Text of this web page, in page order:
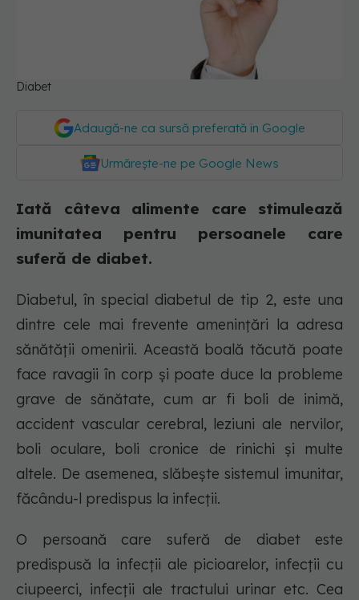
Diabet
Adaugă-ne ca sursă preferată în Google
Urmărește-ne pe Google News
Iată câteva alimente care stimulează
imunitatea pentru persoanele care
suferă de diabet.
Diabetul, în special diabetul de tip 2, este una
dintre cele mai frevente amenințări la adresa
sănătății omenirii. Această boală tăcută poate
face ravagii în corp și poate duce la probleme
grave de sănătate, cum ar fi boli de inimă,
accident vascular cerebral, leziuni ale nervilor,
boli oculare, boli cronice de rinichi și multe
altele. De asemenea, slăbește sistemul imunitar,
făcându-l predispus la infecții.
O persoană care suferă de diabet este
predispusă la infecții ale picioarelor, infecții cu
ciupeerci, infecții ale tractului urinar etc. Cea